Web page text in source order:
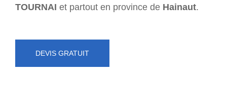
TOURNAI et partout en province de Hainaut.
DEVIS GRATUIT